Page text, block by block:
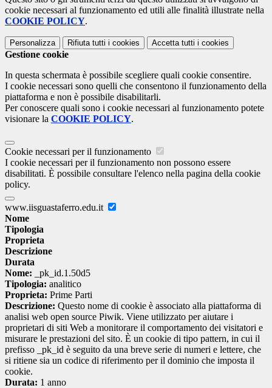
cookie necessari al funzionamento ed utili alle finalità illustrate nella
COOKIE POLICY.
Personalizza Rifiuta tutti i cookies Accetta tutti i cookies
Gestione cookie
In questa schermata è possibile scegliere quali cookie consentire.
I cookie necessari sono quelli che consentono il funzionamento della
piattaforma e non è possibile disabilitarli.
Per conoscere quali sono i cookie necessari al funzionamento potete
visionare la COOKIE POLICY.
Cookie necessari per il funzionamento
I cookie necessari per il funzionamento non possono essere
disabilitati. È possibile consultare l'elenco nella pagina della cookie
policy.
www.iisguastaferro.edu.it
Nome
Tipologia
Proprieta
Descrizione
Durata
Nome: _pk_id.1.50d5
Tipologia: analitico
Proprieta: Prime Parti
Descrizione: Questo nome di cookie è associato alla piattaforma di
analisi web open source Piwik. Viene utilizzato per aiutare i
proprietari di siti Web a monitorare il comportamento dei visitatori e
misurare le prestazioni del sito. È un cookie di tipo pattern, in cui il
prefisso _pk_id è seguito da una breve serie di numeri e lettere, che
si ritiene sia un codice di riferimento per il dominio che imposta il
cookie.
Durata: 1 anno